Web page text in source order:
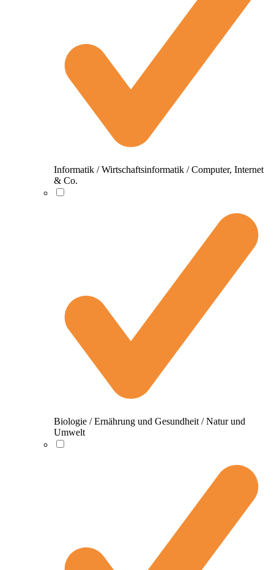
Informatik / Wirtschaftsinformatik / Computer, Internet
& Co.
Biologie / Ernährung und Gesundheit / Natur und
Umwelt